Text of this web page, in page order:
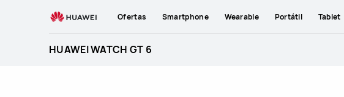
Ofertas Smartphone Wearable Portátil Tablet
HUAWEI WATCH GT 6